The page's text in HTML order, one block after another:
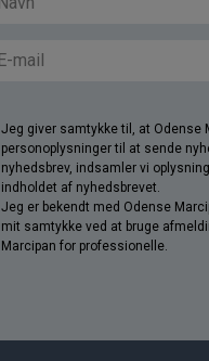
Jeg giver samtykke til, at Odense
personoplysninger til at sende
nyhedsbrev, indsamler vi
indholdet af nyhedsbrevet.
Jeg er bekendt med Odense
mit samtykke ved at bruge
Marcipan for professionelle.